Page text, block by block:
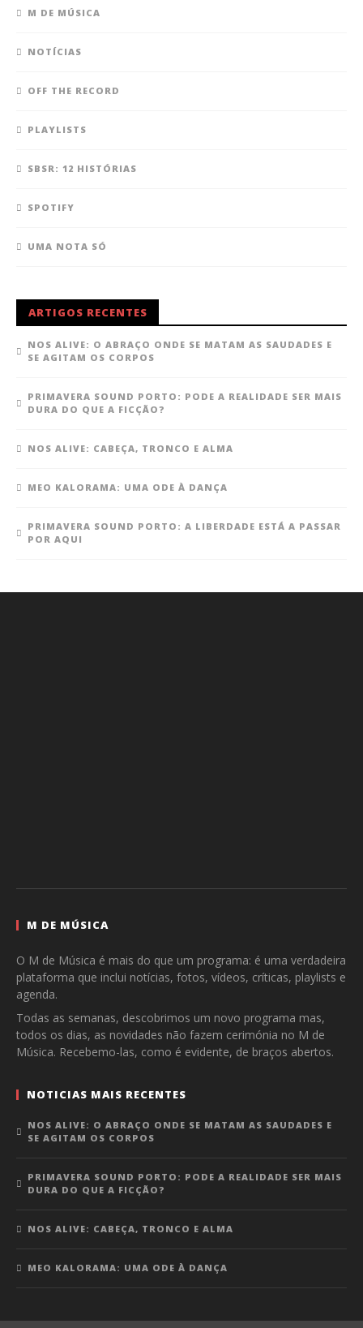
M DE MÚSICA
NOTÍCIAS
OFF THE RECORD
PLAYLISTS
SBSR: 12 HISTÓRIAS
SPOTIFY
UMA NOTA SÓ
ARTIGOS RECENTES
NOS ALIVE: O ABRAÇO ONDE SE MATAM AS SAUDADES E
SE AGITAM OS CORPOS
PRIMAVERA SOUND PORTO: PODE A REALIDADE SER MAIS
DURA DO QUE A FICÇÃO?
NOS ALIVE: CABEÇA, TRONCO E ALMA
MEO KALORAMA: UMA ODE À DANÇA
PRIMAVERA SOUND PORTO: A LIBERDADE ESTÁ A PASSAR
POR AQUI
M DE MÚSICA
O M de Música é mais do que um programa: é uma verdadeira
plataforma que inclui notícias, fotos, vídeos, críticas, playlists e
agenda.
Todas as semanas, descobrimos um novo programa mas,
todos os dias, as novidades não fazem cerimónia no M de
Música. Recebemo-las, como é evidente, de braços abertos.
NOTICIAS MAIS RECENTES
NOS ALIVE: O ABRAÇO ONDE SE MATAM AS SAUDADES E
SE AGITAM OS CORPOS
PRIMAVERA SOUND PORTO: PODE A REALIDADE SER MAIS
DURA DO QUE A FICÇÃO?
NOS ALIVE: CABEÇA, TRONCO E ALMA
MEO KALORAMA: UMA ODE À DANÇA